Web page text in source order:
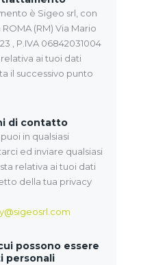
è Sigeo srl, con
(RM) Via Mario
, P.IVA 06842031004
ai tuoi dati
il successivo punto
di contatto
in qualsiasi
ed inviare qualsiasi
relativa ai tuoi dati
della tua privacy
possono essere
personali